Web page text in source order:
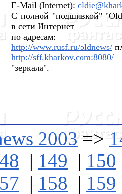
E-Mail (Internet):
С полной "подшивкой"
в сети Интернет
по адресам:
http://www.rusf.ru/oldnews/
http://sff.kharkov.com:8080/
"зеркала".
2003=>
| 149 | 150
| 158 | 159